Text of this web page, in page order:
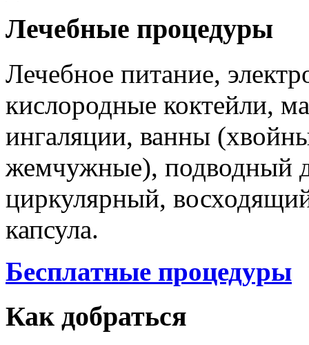
Лечебные процедуры
Лечебное питание,
кислородные коктейли,
ингаляции, ванны
жемчужные), подводный
циркулярный,
капсула.
Бесплатные процедуры
Как добраться